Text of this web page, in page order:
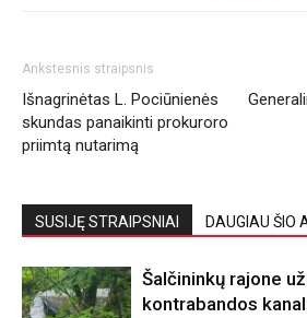
Ankstesnis straipsnis
Išnagrinėtas L. Pociūnienės
skundas panaikinti prokuroro
priimtą nutarimą
SUSIJĘ STRAIPSNIAI DAUGIAU ŠIO
Šalčininkų rajone
kontrabandos